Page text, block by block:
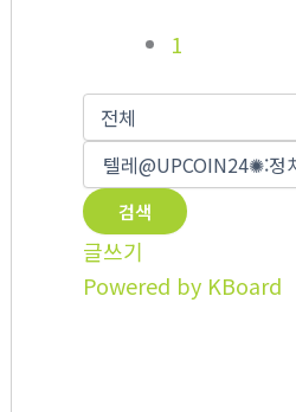
1
검색
글쓰기
Powered by KBoard